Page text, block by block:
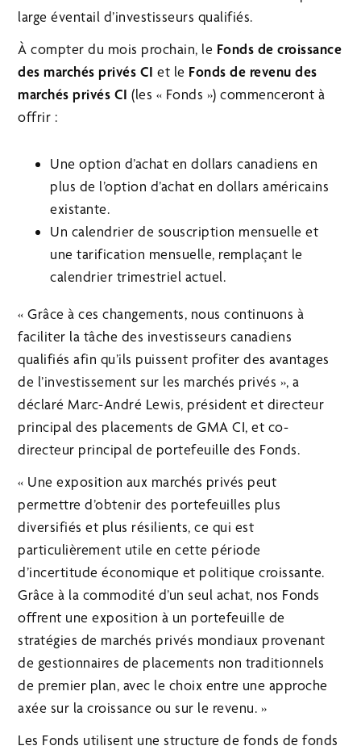
large éventail d’investisseurs qualifiés.
À compter du mois prochain, le Fonds de croissance
des marchés privés CI et le Fonds de revenu des
marchés privés CI (les « Fonds ») commenceront à
offrir :
Une option d’achat en dollars canadiens en
plus de l’option d’achat en dollars américains
existante.
Un calendrier de souscription mensuelle et
une tarification mensuelle, remplaçant le
calendrier trimestriel actuel.
« Grâce à ces changements, nous continuons à
faciliter la tâche des investisseurs canadiens
qualifiés afin qu’ils puissent profiter des avantages
de l’investissement sur les marchés privés », a
déclaré Marc-André Lewis, président et directeur
principal des placements de GMA CI, et co-
directeur principal de portefeuille des Fonds.
« Une exposition aux marchés privés peut
permettre d’obtenir des portefeuilles plus
diversifiés et plus résilients, ce qui est
particulièrement utile en cette période
d’incertitude économique et politique croissante.
Grâce à la commodité d’un seul achat, nos Fonds
offrent une exposition à un portefeuille de
stratégies de marchés privés mondiaux provenant
de gestionnaires de placements non traditionnels
de premier plan, avec le choix entre une approche
axée sur la croissance ou sur le revenu. »
Les Fonds utilisent une structure de fonds de fonds